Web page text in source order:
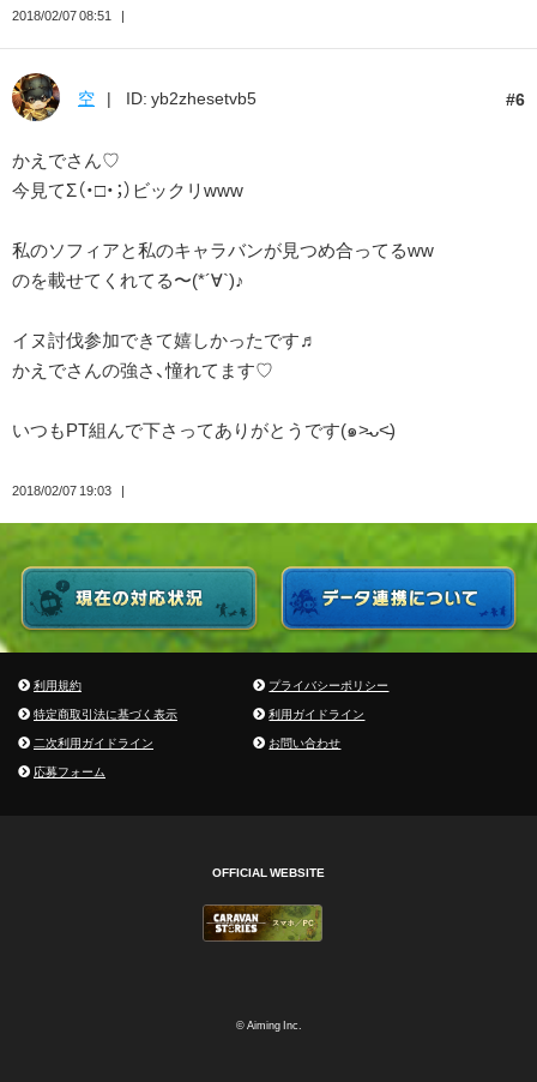
2018/02/07 08:51
6
空 ID: yb2zhesetvb5
かえでさん♡
今見てΣ（・□・；）ビックリwww
私のソフィアと私のキャラバンが見つめ合ってるww
のを載せてくれてる〜(*´∀`)♪
イヌ討伐参加できて嬉しかったです♬
かえでさんの強さ、憧れてます♡
いつもPT組んで下さってありがとうです(๑˃̵ᴗ˂̵)
2018/02/07 19:03
利用規約
プライバシーポリシー
特定商取引法に基づく表示
利用ガイドライン
二次利用ガイドライン
お問い合わせ
応募フォーム
OFFICIAL WEBSITE
© Aiming Inc.